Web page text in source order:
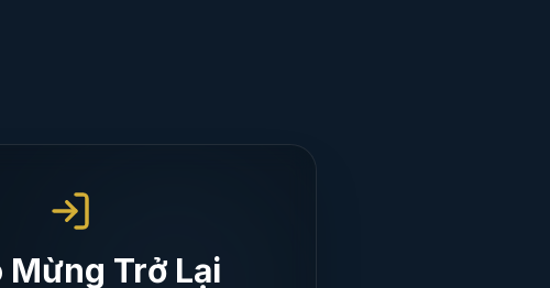
Mừng Trở Lại